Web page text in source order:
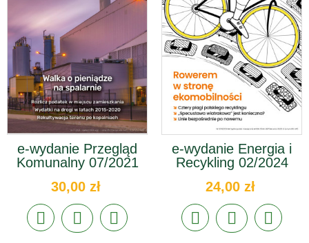
e-wydanie Przegląd
Komunalny 07/2021
30,00 zł
e-wydanie Energia i
Recykling 02/2024
24,00 zł